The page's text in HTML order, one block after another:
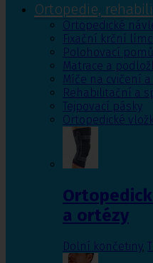
Ortopedie,
Ortopedické
Fixační krční
Polohovací
Matrace a
Míče na cvičení
Rehabilitační a
Tejpovací pásky
Ortopedické
a ortézy
Dolní končetiny,